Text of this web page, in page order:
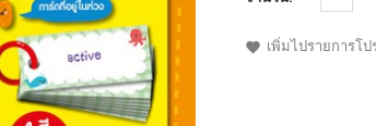
เพิ่มไปรายการโป